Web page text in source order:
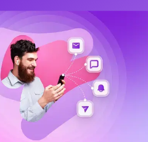
todos os canais
Como funciona
Conheça a estrutura da nossa
tecnologia integrada verticalmente
Análise Global do
2026
Para a sexta edição da
Engajamento do Cliente</b>,
mais de 2.200 líderes de
Obtenha informações sobre
políticas, conformidade e muito
한국어
Português BR
Español